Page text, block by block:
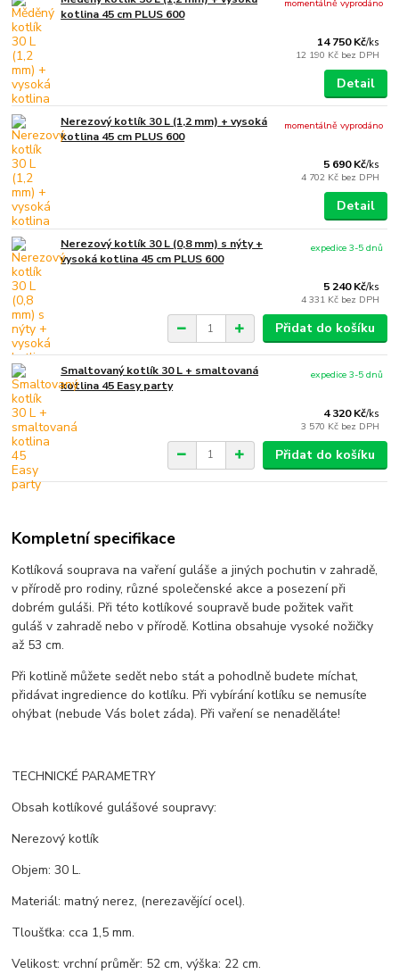
kotlina 45 cm PLUS 600
14 750 Kč/ks
12 190 Kč bez DPH
momentálně vyprodáno
Detail
Nerezový kotlík 30 L (1,2 mm) + vysoká
kotlina 45 cm PLUS 600
5 690 Kč/ks
4 702 Kč bez DPH
momentálně vyprodáno
Detail
Nerezový kotlík 30 L (0,8 mm) s nýty +
vysoká kotlina 45 cm PLUS 600
5 240 Kč/ks
4 331 Kč bez DPH
expedice 3-5 dnů
Přidat do košíku
Smaltovaný kotlík 30 L + smaltovaná
kotlina 45 Easy party
4 320 Kč/ks
3 570 Kč bez DPH
expedice 3-5 dnů
Přidat do košíku
Kompletní specifikace
Kotlíková souprava na vaření guláše a jiných pochutin v zahradě,
v přírodě pro rodiny, různé společenské akce a posezení při
dobrém guláši. Při této kotlíkové soupravě bude požitek vařit
guláš v zahradě nebo v přírodě. Kotlina obsahuje vysoké nožičky
až 53 cm.
Při kotlině můžete sedět nebo stát a pohodlně budete míchat,
přidávat ingredience do kotlíku. Při vybírání kotlíku se nemusíte
ohýbat (nebude Vás bolet záda). Při vaření se nenaděláte!
TECHNICKÉ PARAMETRY
Obsah kotlíkové gulášové soupravy:
Nerezový kotlík
Objem: 30 L.
Materiál: matný nerez, (nerezavějící ocel).
Tloušťka: cca 1,5 mm.
Velikost: vrchní průměr: 52 cm, výška: 22 cm.